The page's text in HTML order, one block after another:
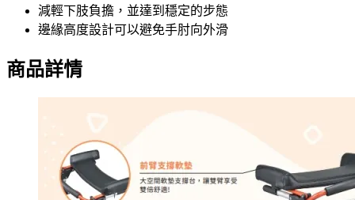
減輕下肢負擔，並達到穩定的步態
邊緣高度設計可以避免手肘向外滑
商品詳情